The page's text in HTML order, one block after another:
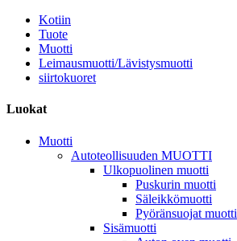
Kotiin
Tuote
Muotti
Leimausmuotti/Lävistysmuotti
siirtokuoret
Luokat
Muotti
Autoteollisuuden MUOTTI
Ulkopuolinen muotti
Puskurin muotti
Säleikkömuotti
Pyöränsuojat muotti
Sisämuotti